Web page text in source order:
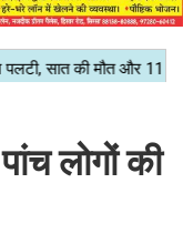
लोगों की